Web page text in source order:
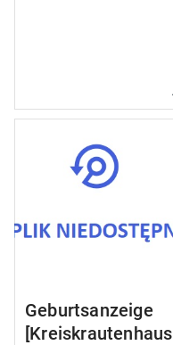
Geburtsanzeige
[Kreiskrautenhaus